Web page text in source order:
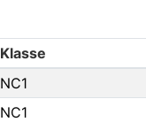
NC1
NC1